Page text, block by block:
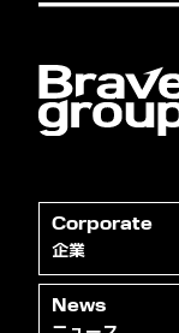
Corporate
企業
News